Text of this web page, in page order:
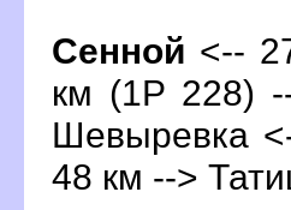
Сенной <--
км (1Р 228)
Шевыревка
48 км -->